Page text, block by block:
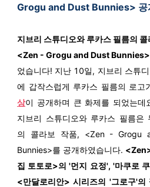
Grogu and Dust Bunnies> 공
지브리 스튜디오와 루카스 필름의 콜
<Zen - Grogu and Dust
었습니다! 지난 10일, 지브리 스튜
에 갑작스럽게 루카스 필름의 로고
상이 공개하며 큰 화제를 되었는데
지브리 스튜디오와 루카스 필름은
의 콜라보 작품, <Zen - Grogu
Bunnies>를 공개하였습니다.
집 토토로>의 '먼지 요정', '마쿠로
<만달로리안> 시리즈의 '그로구'의